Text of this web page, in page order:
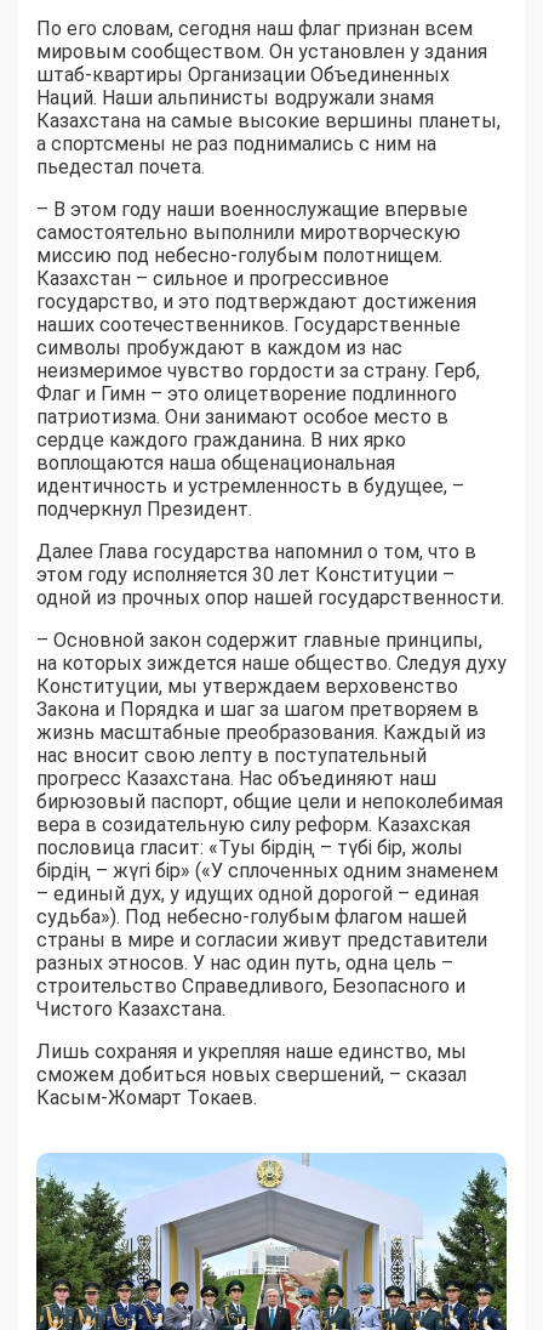
По его словам, сегодня наш флаг признан всем
мировым сообществом. Он установлен у здания
штаб-квартиры Организации Объединенных
Наций. Наши альпинисты водружали знамя
Казахстана на самые высокие вершины планеты,
а спортсмены не раз поднимались с ним на
пьедестал почета.
– В этом году наши военнослужащие впервые
самостоятельно выполнили миротворческую
миссию под небесно-голубым полотнищем.
Казахстан – сильное и прогрессивное
государство, и это подтверждают достижения
наших соотечественников. Государственные
символы пробуждают в каждом из нас
неизмеримое чувство гордости за страну. Герб,
Флаг и Гимн – это олицетворение подлинного
патриотизма. Они занимают особое место в
сердце каждого гражданина. В них ярко
воплощаются наша общенациональная
идентичность и устремленность в будущее, –
подчеркнул Президент.
Далее Глава государства напомнил о том, что в
этом году исполняется 30 лет Конституции –
одной из прочных опор нашей государственности.
– Основной закон содержит главные принципы,
на которых зиждется наше общество. Следуя духу
Конституции, мы утверждаем верховенство
Закона и Порядка и шаг за шагом претворяем в
жизнь масштабные преобразования. Каждый из
нас вносит свою лепту в поступательный
прогресс Казахстана. Нас объединяют наш
бирюзовый паспорт, общие цели и непоколебимая
вера в созидательную силу реформ. Казахская
пословица гласит: «Туы бірдің – түбі бір, жолы
бірдің – жүгі бір» («У сплоченных одним знаменем
– единый дух, у идущих одной дорогой – единая
судьба»). Под небесно-голубым флагом нашей
страны в мире и согласии живут представители
разных этносов. У нас один путь, одна цель –
строительство Справедливого, Безопасного и
Чистого Казахстана.
Лишь сохраняя и укрепляя наше единство, мы
сможем добиться новых свершений, – сказал
Касым-Жомарт Токаев.